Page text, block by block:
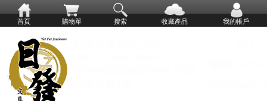
首頁 購物單 搜索 收藏產品 我的帳戶